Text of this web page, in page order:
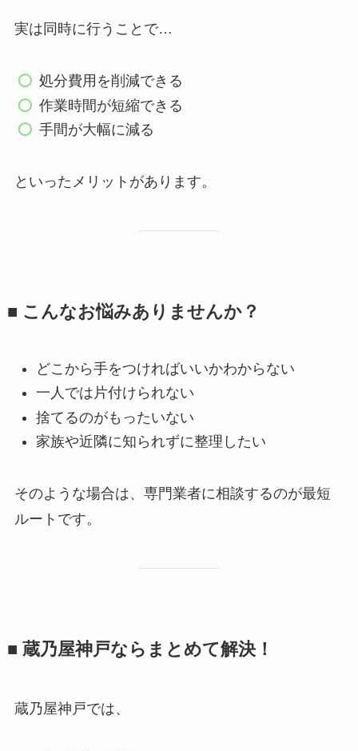
実は同時に行うことで…
処分費用を削減できる
作業時間が短縮できる
手間が大幅に減る
といったメリットがあります。
■ こんなお悩みありませんか？
どこから手をつければいいかわからない
一人では片付けられない
捨てるのがもったいない
家族や近隣に知られずに整理したい
そのような場合は、専門業者に相談するのが最短
ルートです。
■ 蔵乃屋神戸ならまとめて解決！
蔵乃屋神戸では、